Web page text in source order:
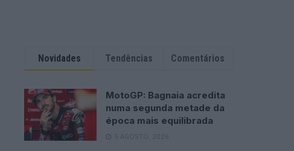
Novidades Tendências Comentários
MotoGP: Bagnaia acredita
numa segunda metade da
época mais equilibrada
5 AGOSTO, 2026